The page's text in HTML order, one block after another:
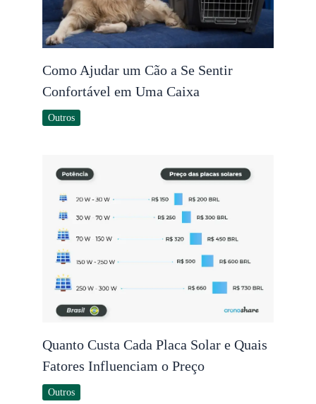
Como Ajudar um Cão a Se Sentir
Confortável em Uma Caixa
Outros
Quanto Custa Cada Placa Solar e Quais
Fatores Influenciam o Preço
Outros